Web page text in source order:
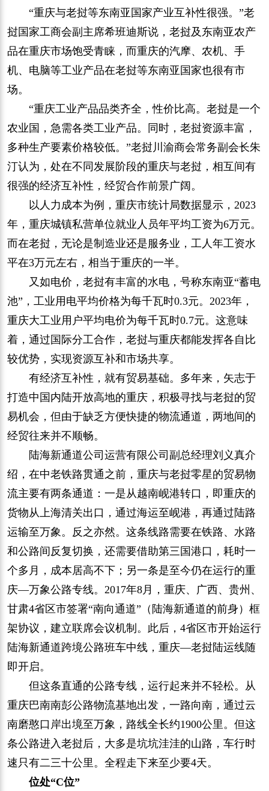
“重庆与老挝等东南亚国家产业互补性很强。”老
挝国家工商会副主席希班迪斯说，老挝及东南亚农产
品在重庆市场饱受青睐，而重庆的汽摩、农机、手
机、电脑等工业产品在老挝等东南亚国家也很有市
场。
“重庆工业产品品类齐全，性价比高。老挝是一个
农业国，急需各类工业产品。同时，老挝资源丰富，
多种生产要素价格较低。”老挝川渝商会常务副会长朱
汀认为，处在不同发展阶段的重庆与老挝，相互间有
很强的经济互补性，经贸合作前景广阔。
以人力成本为例，重庆市统计局数据显示，2023
年，重庆城镇私营单位就业人员年平均工资为6万元。
而在老挝，无论是制造业还是服务业，工人年工资水
平在3万元左右，相当于重庆的一半。
又如电价，老挝有丰富的水电，号称东南亚“蓄电
池”，工业用电平均价格为每千瓦时0.3元。2023年，
重庆大工业用户平均电价为每千瓦时0.7元。这意味
着，通过国际分工合作，老挝与重庆都能发挥各自比
较优势，实现资源互补和市场共享。
有经济互补性，就有贸易基础。多年来，矢志于
打造中国内陆开放高地的重庆，积极寻找与老挝的贸
易机会，但由于缺乏方便快捷的物流通道，两地间的
经贸往来并不顺畅。
陆海新通道公司运营有限公司副总经理刘义真介
绍，在中老铁路贯通之前，重庆与老挝零星的贸易物
流主要有两条通道：一是从越南岘港转口，即重庆的
货物从上海清关出口，通过海运至岘港，再通过陆路
运输至万象。反之亦然。这条线路需要在铁路、水路
和公路间反复切换，还需要借助第三国港口，耗时一
个多月，成本居高不下；另一条是至今仍在运行的重
庆—万象公路专线。2017年8月，重庆、广西、贵州、
甘肃4省区市签署“南向通道”（陆海新通道的前身）框
架协议，建立联席会议机制。此后，4省区市开始运行
陆海新通道跨境公路班车中线，重庆—老挝陆运线随
即开启。
但这条直通的公路专线，运行起来并不轻松。从
重庆巴南南彭公路物流基地出发，一路向南，通过云
南磨憨口岸出境至万象，路线全长约1900公里。但这
条公路进入老挝后，大多是坑坑洼洼的山路，车行时
速只有二三十公里。全程走下来至少要4天。
位处“C位”